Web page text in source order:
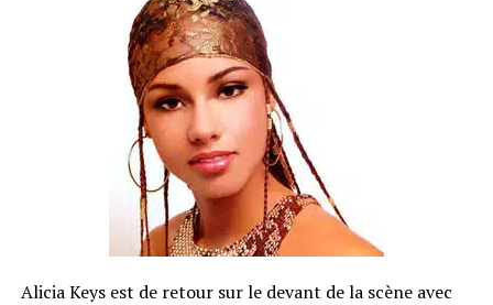
Alicia Keys est de retour sur le devant de la scène avec